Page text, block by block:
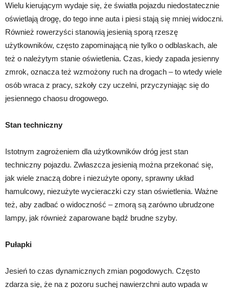
Wielu kierującym wydaje się, że światła pojazdu niedostatecznie
oświetlają drogę, do tego inne auta i piesi stają się mniej widoczni.
Również rowerzyści stanowią jesienią sporą rzeszę
użytkowników, często zapominającą nie tylko o odblaskach, ale
też o należytym stanie oświetlenia. Czas, kiedy zapada jesienny
zmrok, oznacza też wzmożony ruch na drogach – to wtedy wiele
osób wraca z pracy, szkoły czy uczelni, przyczyniając się do
jesiennego chaosu drogowego.
Stan techniczny
Istotnym zagrożeniem dla użytkowników dróg jest stan
techniczny pojazdu. Zwłaszcza jesienią można przekonać się,
jak wiele znaczą dobre i niezużyte opony, sprawny układ
hamulcowy, niezużyte wycieraczki czy stan oświetlenia. Ważne
też, aby zadbać o widoczność – zmorą są zarówno ubrudzone
lampy, jak również zaparowane bądź brudne szyby.
Pułapki
Jesień to czas dynamicznych zmian pogodowych. Często
zdarza się, że na z pozoru suchej nawierzchni auto wpada w